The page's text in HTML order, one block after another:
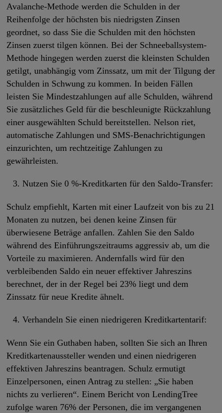
Avalanche-Methode werden die Schulden in der
Reihenfolge der höchsten bis niedrigsten Zinsen
geordnet, so dass Sie die Schulden mit den höchsten
Zinsen zuerst tilgen können. Bei der Schneeballsystem-
Methode hingegen werden zuerst die kleinsten Schulden
getilgt, unabhängig vom Zinssatz, um mit der Tilgung der
Schulden in Schwung zu kommen. In beiden Fällen
leisten Sie Mindestzahlungen auf alle Schulden, während
Sie zusätzliches Geld für die beschleunigte Rückzahlung
einer ausgewählten Schuld bereitstellen. Nelson riet,
automatische Zahlungen und SMS-Benachrichtigungen
einzurichten, um rechtzeitige Zahlungen zu
gewährleisten.
Nutzen Sie 0 %-Kreditkarten für den Saldo-Transfer:
Schulz empfiehlt, Karten mit einer Laufzeit von bis zu 21
Monaten zu nutzen, bei denen keine Zinsen für
überwiesene Beträge anfallen. Zahlen Sie den Saldo
während des Einführungszeitraums aggressiv ab, um die
Vorteile zu maximieren. Andernfalls wird für den
verbleibenden Saldo ein neuer effektiver Jahreszins
berechnet, der in der Regel bei 23% liegt und dem
Zinssatz für neue Kredite ähnelt.
Verhandeln Sie einen niedrigeren Kreditkartentarif:
Wenn Sie ein Guthaben haben, sollten Sie sich an Ihren
Kreditkartenaussteller wenden und einen niedrigeren
effektiven Jahreszins beantragen. Schulz ermutigt
Einzelpersonen, einen Antrag zu stellen: „Sie haben
nichts zu verlieren“. Einem Bericht von LendingTree
zufolge waren 76% der Personen, die im vergangenen